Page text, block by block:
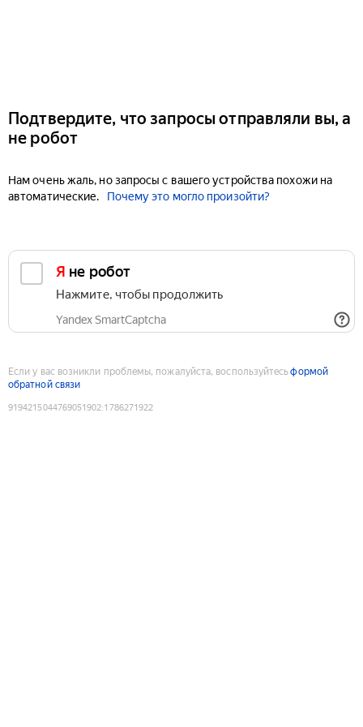
Подтвердите, что запросы отправляли вы, а
не робот
Нам очень жаль, но запросы с вашего устройства похожи на
автоматические.
Почему это могло произойти?
Я не робот
Нажмите, чтобы продолжить
Yandex SmartCaptcha
Если у вас возникли проблемы, пожалуйста, воспользуйтесьформой
обратной связи
9194215044769051902:1786271922